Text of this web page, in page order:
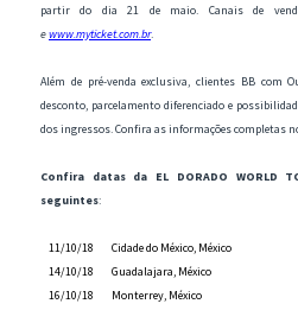
partir do dia 21 de maio. Canais de
ewww.myticket.com.br.
Além de pré-venda exclusiva, clientes BB com
desconto, parcelamento diferenciado e
dos ingressos. Confira as informações completas
Confira datas da EL DORADO WORLD
seguintes:
11/10/18 Cidade do México, México
14/10/18
Guadalajara, México
16/10/18
Monterrey, México